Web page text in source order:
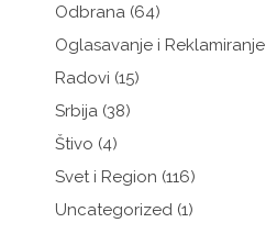
Odbrana (64)
Oglasavanje i Reklamiranje
Radovi (15)
Srbija (38)
Štivo (4)
Svet i Region (116)
Uncategorized (1)